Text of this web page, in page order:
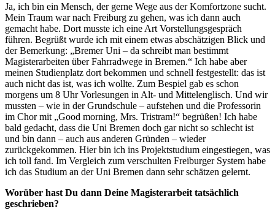
Ja, ich bin ein Mensch, der gerne Wege aus der Komfortzone sucht.
Mein Traum war nach Freiburg zu gehen, was ich dann auch
gemacht habe. Dort musste ich eine Art Vorstellungsgespräch
führen. Begrüßt wurde ich mit einem etwas abschätzigen Blick und
der Bemerkung: „Bremer Uni – da schreibt man bestimmt
Magisterarbeiten über Fahrradwege in Bremen.“ Ich habe aber
meinen Studienplatz dort bekommen und schnell festgestellt: das ist
auch nicht das ist, was ich wollte. Zum Bespiel gab es schon
morgens um 8 Uhr Vorlesungen in Alt- und Mittelenglisch. Und wir
mussten – wie in der Grundschule – aufstehen und die Professorin
im Chor mit „Good morning, Mrs. Tristram!“ begrüßen! Ich habe
bald gedacht, dass die Uni Bremen doch gar nicht so schlecht ist
und bin dann – auch aus anderen Gründen – wieder
zurückgekommen. Hier bin ich ins Projektstudium eingestiegen, was
ich toll fand. Im Vergleich zum verschulten Freiburger System habe
ich das Studium an der Uni Bremen dann sehr schätzen gelernt.
Worüber hast Du dann Deine Magisterarbeit tatsächlich
geschrieben?